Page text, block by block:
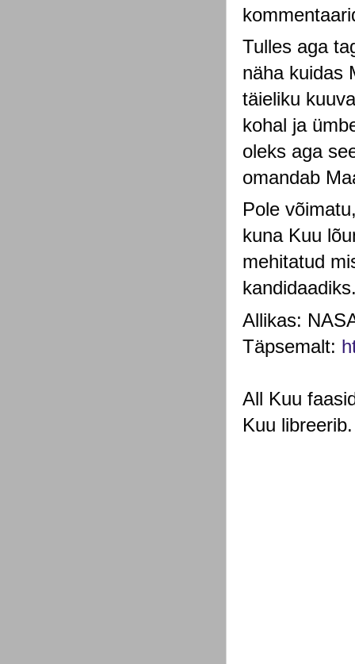
Tulles aga
näha kuidas
täieliku
kohal ja
oleks aga
omandab
Pole
kuna Kuu
mehitatud
Allikas:
Täpsemalt:
All Kuu
Kuu libreerib.